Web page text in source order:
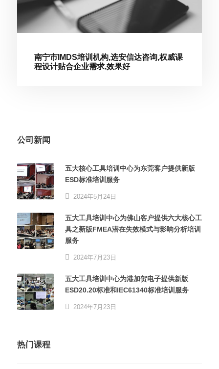
南宁市IMDS培训机构,选安信达咨询,权威课
程设计贴合企业需求,效果好
公司新闻
五大核心工具培训中心为东莞客户提供新版
ESD标准培训服务
2024年5月24日
五大工具培训中心为佛山客户提供六大核心工
具之新版FMEA潜在失效模式与影响分析培训
服务
2024年7月23日
五大工具培训中心为港加贺电子提供新版
ESD20.20标准和IEC61340标准培训服务
2024年7月23日
热门课程